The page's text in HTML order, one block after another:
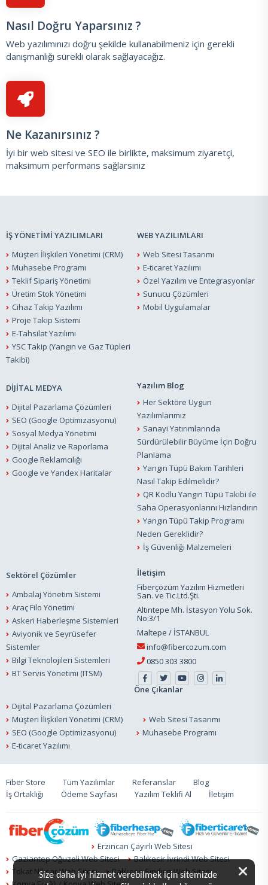
Nasıl Doğru Yaparsınız ?
Web yazılımınızı doğru şekilde kullanabilmeniz için gerekli
danışmanlığı sürekli olarak sağlayacağız.
Ne Kazanırsınız ?
İyi bir web sitesi ve SEO ile birlikte, maksimum ziyaretçi,
maksimum performans sağlarsınız
İŞ YÖNETİMİ YAZILIMLARI
Müşteri İlişkileri Yönetimi (CRM)
Muhasebe Programı
Teklif Sipariş Yönetimi
Üretim Stok Yönetimi
Cihaz Takip Yazılımı
Proje Takip Sistemi
E-Tahsilat Yazılımı
YSC Takip (Yangın ve Gaz Tüpleri
Takibi)
WEB YAZILIMLARI
Web Sitesi Tasarımı
E-ticaret Yazılımı
Özel Yazılım ve Entegrasyonlar
Sunucu Çözümleri
Mobil Uygulamalar
DİJİTAL MEDYA
Dijital Pazarlama Çözümleri
SEO (Google Optimizasyonu)
Sosyal Medya Yönetimi
Dijital Analiz ve Raporlama
Google Reklamcılığı
Google ve Yandex Haritalar
Yazılım Blog
Her Sektöre Uygun
Yazılımlarımız
Sanayi Yatırımlarında
Sürdürülebilir Büyüme İçin Doğru
Planlama
Yangın Tüpü Bakım Tarihleri
Nasıl Takip Edilmelidir?
QR Kodlu Yangın Tüpü Takibi ile
Saha Operasyonlarını Hızlandırın
Yangın Tüpü Takip Programı
Neden Gereklidir?
İş Güvenliği Malzemeleri
Sektörel Çözümler
Ambalaj Yönetim Sistemi
Araç Filo Yönetimi
Askeri Haberleşme Sistemleri
Aviyonik ve Seyrüsefer
Sistemler
Bilgi Teknolojileri Sistemleri
BT Servis Yönetimi (ITSM)
İletişim
Fiberçözüm Yazılım Hizmetleri
San. ve Tic.Ltd.Şti.
Altıntepe Mh. İstasyon Yolu Sok.
No:3/1
Maltepe / İSTANBUL
info@fibercozum.com
0850 303 3800
Öne Çıkanlar
Dijital Pazarlama Çözümleri
Müşteri İlişkileri Yönetimi (CRM)
Web Sitesi Tasarımı
SEO (Google Optimizasyonu)
Muhasebe Programı
E-ticaret Yazılımı
Fiber Store Tüm Yazılımlar Referanslar
Blog
İş Ortaklığı
Ödeme Sayfası Yazılım Teklifi Al İletişim
Erzincan Çayırlı Web Sitesi
Gaziantep Oğuzeli Web Sitesi
Balıkesir İvrindi Web Sitesi
Tokat Niksar Web Sitesi
Balıkesir Sındırgı Web Sitesi
Size daha iyi hizmet verebilmek için sitemizde